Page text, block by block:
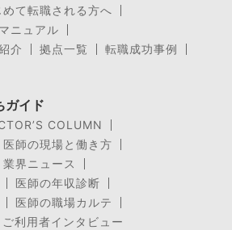
めて転職される方へ
ニュアル
介
拠点一覧
転職成功事例
ガイド
COLUMN
医師の現場と働き方
業界ニュース
医師の年収診断
医師の職場カルテ
利用者インタビュー